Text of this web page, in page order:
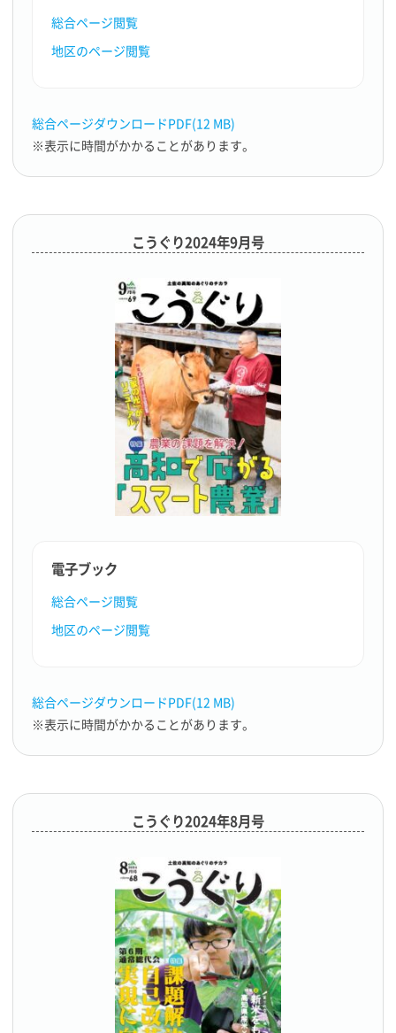
総合ページ閲覧
地区のページ閲覧
総合ページダウンロードPDF(12 MB)
※表示に時間がかかることがあります。
こうぐり2024年9月号
電子ブック
総合ページ閲覧
地区のページ閲覧
総合ページダウンロードPDF(12 MB)
※表示に時間がかかることがあります。
こうぐり2024年8月号